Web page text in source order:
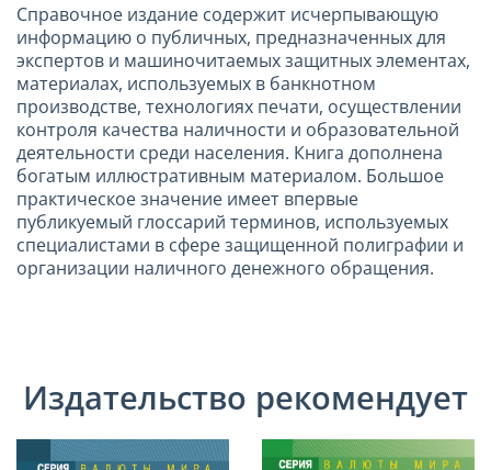
Справочное издание содержит исчерпывающую
информацию о публичных, предназначенных для
экспертов и машиночитаемых защитных элементах,
материалах, используемых в банкнотном
производстве, технологиях печати, осуществлении
контроля качества наличности и образовательной
деятельности среди населения. Книга дополнена
богатым иллюстративным материалом. Большое
практическое значение имеет впервые
публикуемый глоссарий терминов, используемых
специалистами в сфере защищенной полиграфии и
организации наличного денежного обращения.
Издательство рекомендует